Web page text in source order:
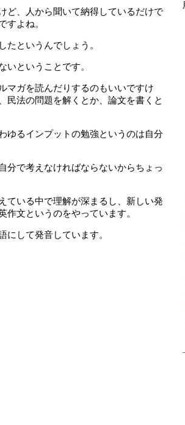
ど、人から聞いて納得しているだけで
すよね。
たというんでしょう。
いということです。
マガを読んだりするのもいいですけ
民法の問題を解くとか、論文を書くと
ゆるインプットの勉強というのは自分
分で考えなければならないからちょっ
ている中で理解が深まるし、新しい発
作文というのをやっています。
にして発音しています。